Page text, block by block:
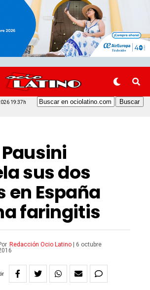
19:37h
sus dos
en España
faringitis
Redacción Ocio Latino|
6 octubre